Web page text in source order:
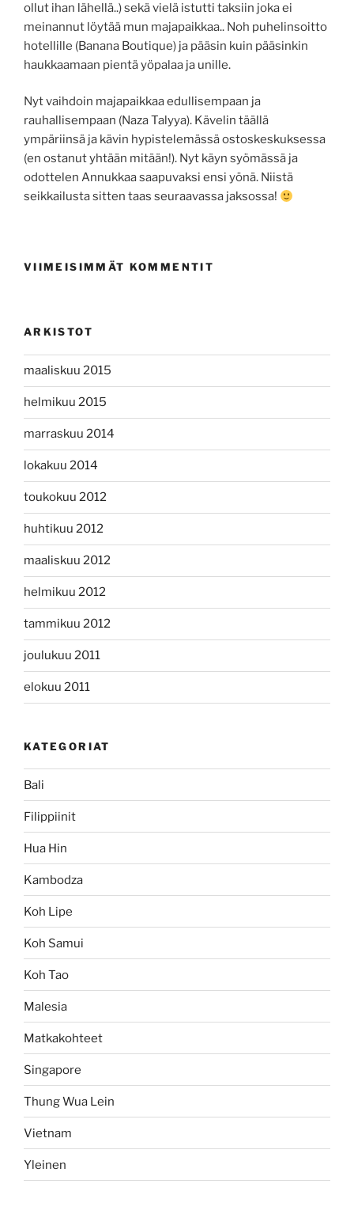
ollut ihan lähellä..) sekä vielä istutti taksiin joka ei
meinannut löytää mun majapaikkaa.. Noh puhelinsoitto
hotellille (Banana Boutique) ja pääsin kuin pääsinkin
haukkaamaan pientä yöpalaa ja unille.
Nyt vaihdoin majapaikkaa edullisempaan ja
rauhallisempaan (Naza Talyya). Kävelin täällä
ympäriinsä ja kävin hypistelemässä ostoskeskuksessa
(en ostanut yhtään mitään!). Nyt käyn syömässä ja
odottelen Annukkaa saapuvaksi ensi yönä. Niistä
seikkailusta sitten taas seuraavassa jaksossa!
VIIMEISIMMÄT KOMMENTIT
ARKISTOT
maaliskuu 2015
helmikuu 2015
marraskuu 2014
lokakuu 2014
toukokuu 2012
huhtikuu 2012
maaliskuu 2012
helmikuu 2012
tammikuu 2012
joulukuu 2011
elokuu 2011
KATEGORIAT
Bali
Filippiinit
Hua Hin
Kambodza
Koh Lipe
Koh Samui
Koh Tao
Malesia
Matkakohteet
Singapore
Thung Wua Lein
Vietnam
Yleinen